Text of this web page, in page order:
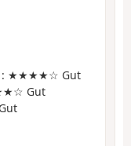
: ★★★★☆ Gut
Gut